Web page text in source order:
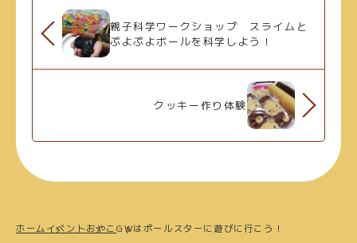
親子科学ワークショップ スライムと
ぷよぷよボールを科学しよう！
クッキー作り体験
ホーム イベントおやこGWはポールスターに遊びに行こう！